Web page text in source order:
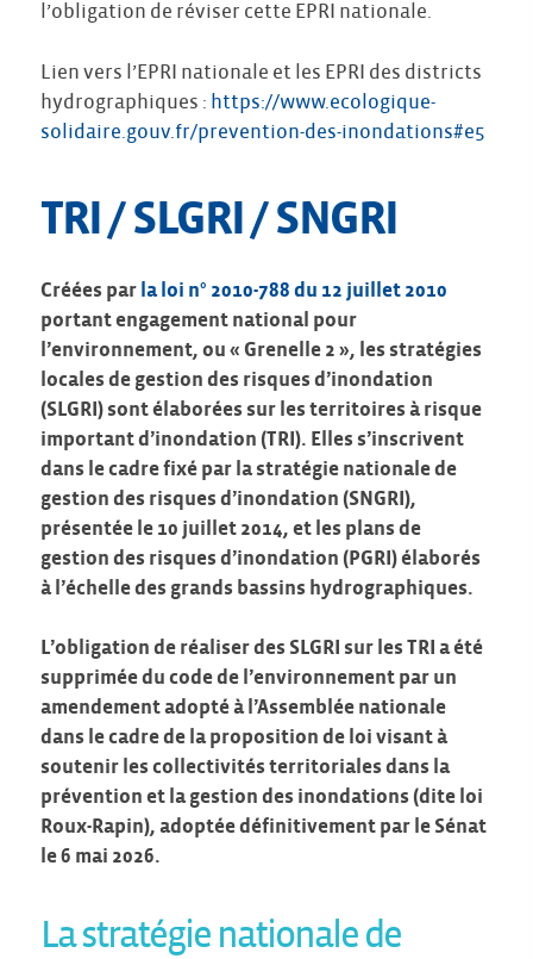
l’obligation de réviser cette EPRI nationale.
Lien vers l’EPRI nationale et les EPRI des districts
hydrographiques : https://www.ecologique-
solidaire.gouv.fr/prevention-des-inondations#e5
TRI / SLGRI / SNGRI
Créées par la loi n° 2010-788 du 12 juillet 2010
portant engagement national pour
l’environnement, ou « Grenelle 2 », les stratégies
locales de gestion des risques d’inondation
(SLGRI) sont élaborées sur les territoires à risque
important d’inondation (TRI). Elles s’inscrivent
dans le cadre fixé par la stratégie nationale de
gestion des risques d’inondation (SNGRI),
présentée le 10 juillet 2014, et les plans de
gestion des risques d’inondation (PGRI) élaborés
à l’échelle des grands bassins hydrographiques.
L’obligation de réaliser des SLGRI sur les TRI a été
supprimée du code de l’environnement par un
amendement adopté à l’Assemblée nationale
dans le cadre de la proposition de loi visant à
soutenir les collectivités territoriales dans la
prévention et la gestion des inondations (dite loi
Roux-Rapin), adoptée définitivement par le Sénat
le 6 mai 2026.
La stratégie nationale de